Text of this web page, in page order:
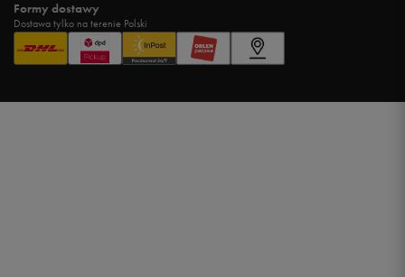
Formy dostawy
Dostawa tylko na terenie Polski